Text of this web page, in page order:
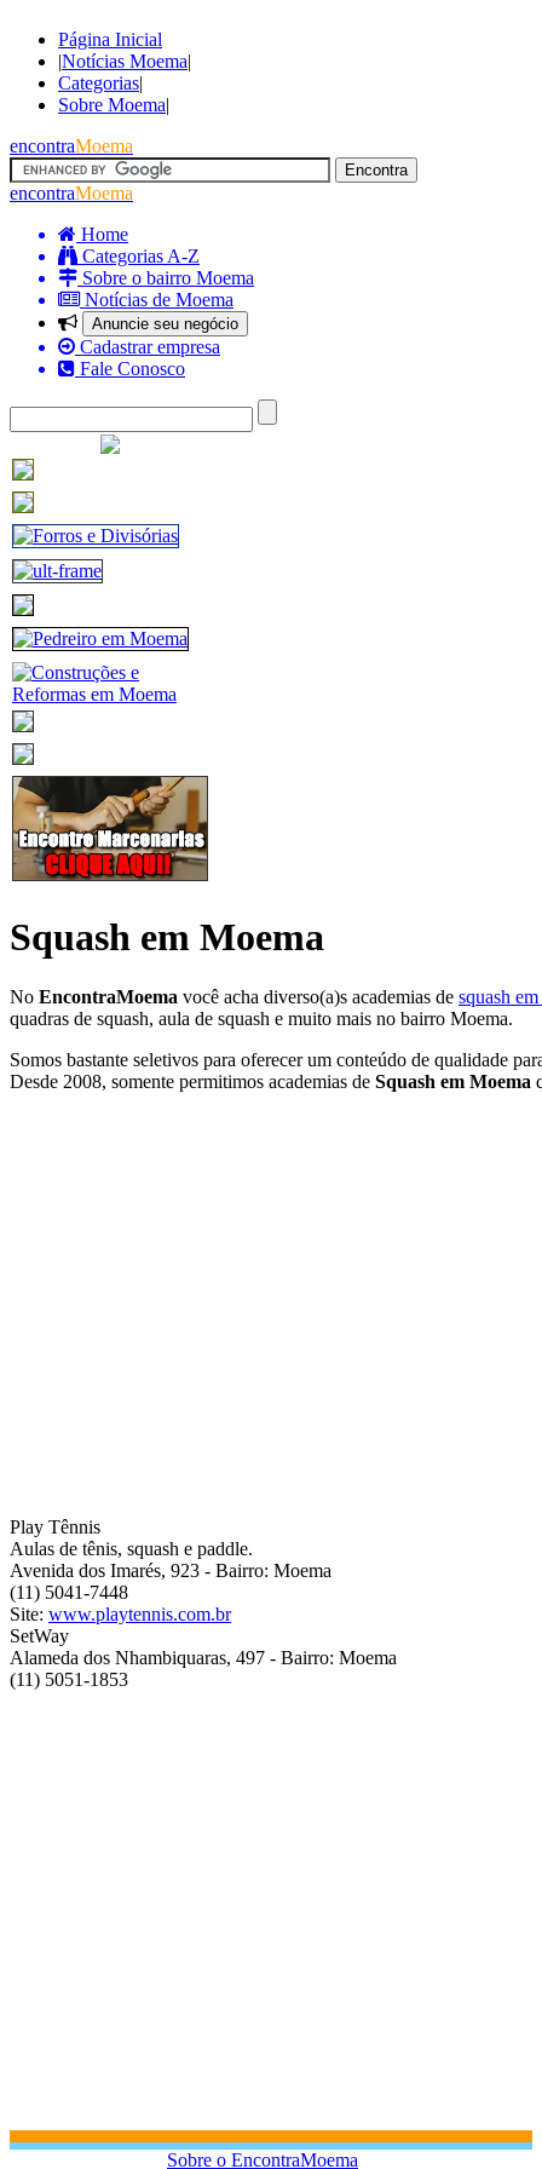
Página Inicial
|Notícias Moema|
Categorias|
Sobre Moema|
encontraMoema
encontraMoema
Home
Categorias A-Z
Sobre o bairro Moema
Notícias de Moema
Anuncie seu negócio
Cadastrar empresa
Fale Conosco
Squash em Moema
No EncontraMoema você acha diverso(a)s academias de squash
quadras de squash, aula de squash e muito mais no bairro Moema.
Somos bastante seletivos para oferecer um conteúdo de qualidade
Desde 2008, somente permitimos academias de Squash em Moema
Play Tênnis
Aulas de tênis, squash e paddle.
Avenida dos Imarés, 923 - Bairro: Moema
(11) 5041-7448
Site: www.playtennis.com.br
SetWay
Alameda dos Nhambiquaras, 497 - Bairro: Moema
(11) 5051-1853
Sobre o EncontraMoema